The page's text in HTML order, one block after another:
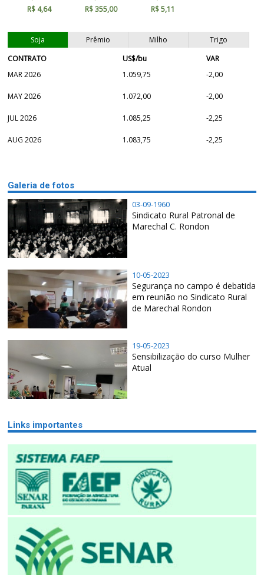
R$ 4,64 R$ 355,00 R$ 5,11
Soja Prêmio Milho
Trigo
CONTRATO
US$/bu
VAR
MAR 2026
1.059,75 -2,00
MAY 2026 1.072,00 -2,00
JUL 2026 1.085,25 -2,25
AUG 2026 1.083,75 -2,25
Galeria de fotos
03-09-1960
Sindicato Rural Patronal de
Marechal C. Rondon
10-05-2023
Segurança no campo é debatida
em reunião no Sindicato Rural
de Marechal Rondon
19-05-2023
Sensibilização do curso Mulher
Atual
Links importantes